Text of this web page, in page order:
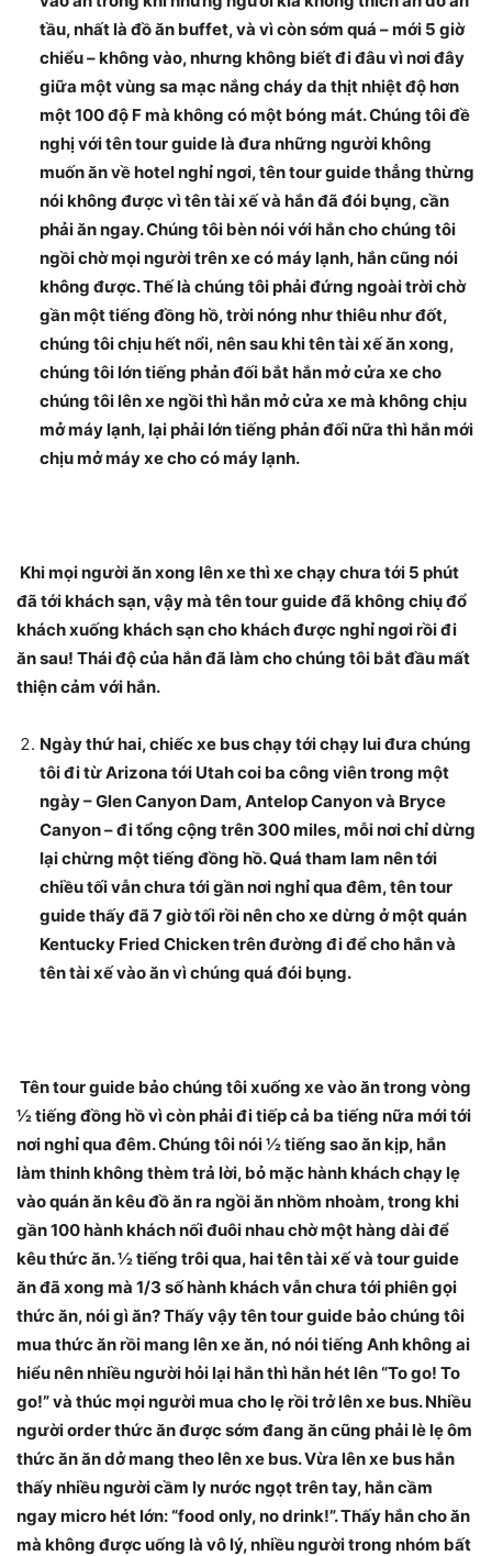
tầu, nhất là đồ ăn buffet, và vì còn sớm quá – mới 5 giờ
chiểu – không vào, nhưng không biết đi đâu vì nơi đây
giữa một vùng sa mạc nắng cháy da thịt nhiệt độ hơn
một 100 độ F mà không có một bóng mát. Chúng tôi đề
nghị với tên tour guide là đưa những người không
muốn ăn về hotel nghỉ ngơi, tên tour guide thẳng thừng
nói không được vì tên tài xế và hắn đã đói bụng, cần
phải ăn ngay. Chúng tôi bèn nói với hắn cho chúng tôi
ngồi chờ mọi người trên xe có máy lạnh, hắn cũng nói
không được. Thế là chúng tôi phải đứng ngoài trời chờ
gần một tiếng đồng hồ, trời nóng như thiêu như đốt,
chúng tôi chịu hết nổi, nên sau khi tên tài xế ăn xong,
chúng tôi lớn tiếng phản đối bắt hắn mở cửa xe cho
chúng tôi lên xe ngồi thì hắn mở cửa xe mà không chịu
mở máy lạnh, lại phải lớn tiếng phản đối nữa thì hắn mới
chịu mở máy xe cho có máy lạnh.
Khi mọi người ăn xong lên xe thì xe chạy chưa tới 5 phút
đã tới khách sạn, vậy mà tên tour guide đã không chiụ đổ
khách xuống khách sạn cho khách được nghỉ ngơi rồi đi
ăn sau! Thái độ của hắn đã làm cho chúng tôi bắt đầu mất
thiện cảm với hắn.
Ngày thứ hai, chiếc xe bus chạy tới chạy lui đưa chúng
tôi đi từ Arizona tới Utah coi ba công viên trong một
ngày – Glen Canyon Dam, Antelop Canyon và Bryce
Canyon – đi tổng cộng trên 300 miles, mỗi nơi chỉ dừng
lại chừng một tiếng đồng hồ. Quá tham lam nên tới
chiều tối vẫn chưa tới gần nơi nghỉ qua đêm, tên tour
guide thấy đã 7 giờ tối rồi nên cho xe dừng ở một quán
Kentucky Fried Chicken trên đường đi để cho hắn và
tên tài xế vào ăn vì chúng quá đói bụng.
Tên tour guide bảo chúng tôi xuống xe vào ăn trong vòng
½ tiếng đồng hồ vì còn phải đi tiếp cả ba tiếng nữa mới tới
nơi nghỉ qua đêm. Chúng tôi nói ½ tiếng sao ăn kịp, hắn
làm thinh không thèm trả lời, bỏ mặc hành khách chạy lẹ
vào quán ăn kêu đồ ăn ra ngồi ăn nhồm nhoàm, trong khi
gần 100 hành khách nối đuôi nhau chờ một hàng dài để
kêu thức ăn. ½ tiếng trôi qua, hai tên tài xế và tour guide
ăn đã xong mà 1/3 số hành khách vẫn chưa tới phiên gọi
thức ăn, nói gì ăn? Thấy vậy tên tour guide bảo chúng tôi
mua thức ăn rồi mang lên xe ăn, nó nói tiếng Anh không ai
hiểu nên nhiều người hỏi lại hắn thì hắn hét lên “To go! To
go!” và thúc mọi người mua cho lẹ rồi trở lên xe bus. Nhiều
người order thức ăn được sớm đang ăn cũng phải lè lẹ ôm
thức ăn ăn dở mang theo lên xe bus. Vừa lên xe bus hắn
thấy nhiều người cầm ly nước ngọt trên tay, hắn cầm
ngay micro hét lớn: “food only, no drink!”. Thấy hắn cho ăn
mà không được uống là vô lý, nhiều người trong nhóm bất